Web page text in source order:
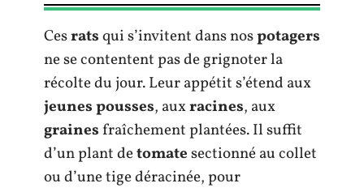
Cesratsqui s’invitent dans nospotagers
ne se contentent pas de grignoter la
récolte du jour. Leur appétit s’étend aux
jeunes pousses, auxracines, aux
grainesfraîchement plantées. Il suffit
d’un plant detomatesectionné au collet
ou d’une tige déracinée, pour